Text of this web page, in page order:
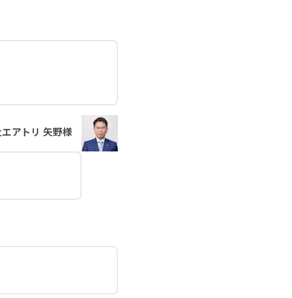
アトリ 矢野様